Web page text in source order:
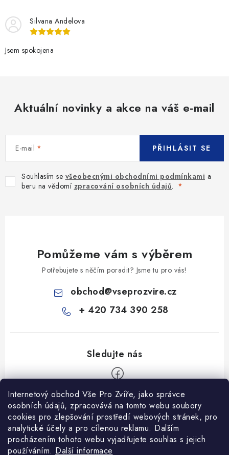
Internetový obchod Vše Pro Zvíře, jako správce
osobních údajů, zpracovává na tomto webu soubory
cookies pro zlepšování prostředí webových stránek, pro
analytické účely a pro cílenou reklamu. Dalším
procházením tohoto webu vyjadřujete souhlas s jejich
používáním. Další informace
Silvana Andelova
Jsem spokojena
Aktuální novinky a akce na váš e-mail
E-mail
Souhlasím se všeobecnými obchodními podmínkami a
beru na vědomí zpracování osobních údajů.
PŘIHLÁSIT SE
Pomůžeme vám s výběrem
Potřebujete s něčím poradit? Jsme tu pro vás!
obchod@vseprozvire.cz
+ 420 734 390 258
Informace pro Vás
Ceník dopravy